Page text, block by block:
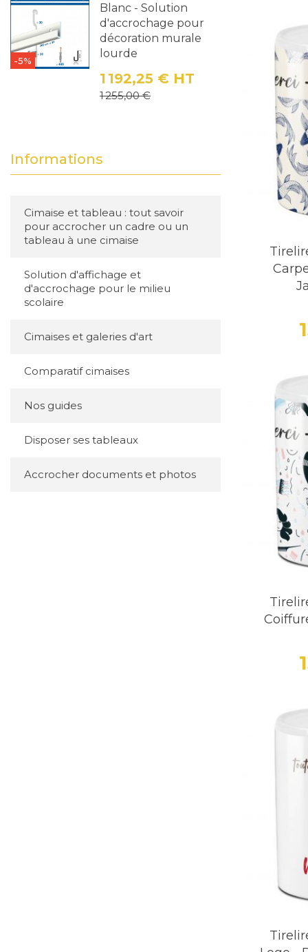
-5%
Blanc - Solution
d'accrochage pour
décoration murale
lourde
Prix
1 192,25 € HT
Prix de base
1 255,00 €
Informations
Cimaise et tableau : tout savoir
pour accrocher un cadre ou un
tableau à une cimaise
Solution d'affichage et
d'accrochage pour le milieu
scolaire
Cimaises et galeries d'art
Comparatif cimaises
Nos guides
Disposer ses tableaux
Accrocher documents et photos
Meilleure
Un
Que
peut faire
pour